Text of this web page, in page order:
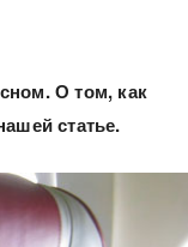
О том, как
статье.